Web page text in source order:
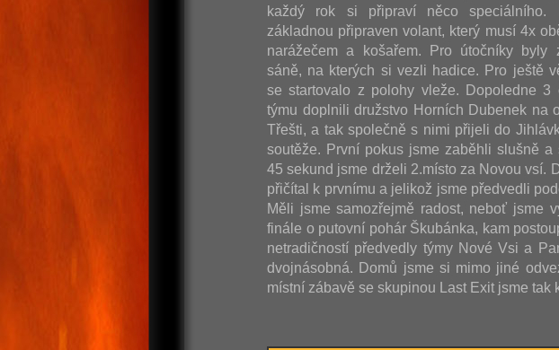
každý rok si připraví něco speciálního.
základnou připraven volant, který musí 4x
narážečem a košařem. Pro útočníky byly
sáně, na kterých si vezli hadice. Pro ještě
se startovalo z polohy vleže. Dopoledne 3
týmu doplnili družstvo Horních Dubenek na
Třešti, a tak společně s nimi přijeli do
soutěže. První pokus jsme zaběhli slušně a
45 sekund jsme drželi 2.místo za Novou vsí.
přičítal k prvnímu a jelikož jsme předvedli
Měli jsme samozřejmě radost, neboť jsme
finále o putovní pohár Škubánka, kam
netradičností předvedly týmy Nové Vsi a
dvojnásobná. Domů jsme si mimo jiné
místní zábavě se skupinou Last Exit jsme tak